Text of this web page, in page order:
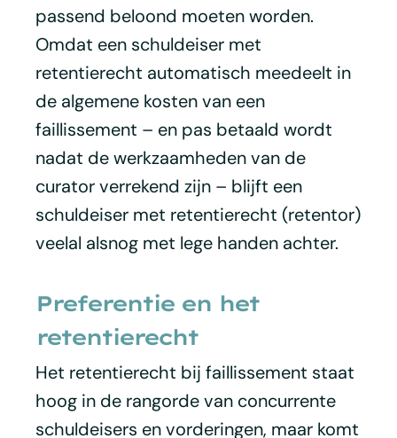
passend beloond moeten worden.
Omdat een schuldeiser met
retentierecht automatisch meedeelt in
de algemene kosten van een
faillissement – en pas betaald wordt
nadat de werkzaamheden van de
curator verrekend zijn – blijft een
schuldeiser met retentierecht (retentor)
veelal alsnog met lege handen achter.
Preferentie en het
retentierecht
Het retentierecht bij faillissement staat
hoog in de rangorde van concurrente
schuldeisers en vorderingen, maar komt